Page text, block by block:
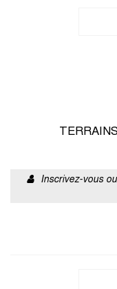
Inscrivez-vous